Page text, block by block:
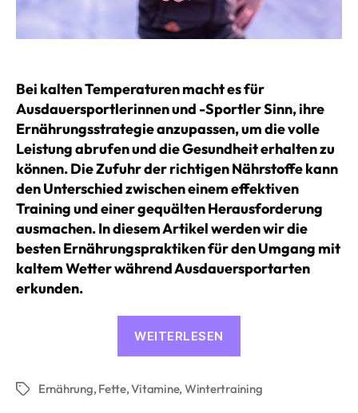
Bei kalten Temperaturen macht es für
Ausdauersportlerinnen und -Sportler Sinn, ihre
Ernährungsstrategie anzupassen, um die volle
Leistung abrufen und die Gesundheit erhalten zu
können. Die Zufuhr der richtigen Nährstoffe kann
den Unterschied zwischen einem effektiven
Training und einer gequälten Herausforderung
ausmachen. In diesem Artikel werden wir die
besten Ernährungspraktiken für den Umgang mit
kaltem Wetter während Ausdauersportarten
erkunden.
WEITERLESEN
für
Schlagwörter
Ernährung,Fette,Vitamine,Wintertraining